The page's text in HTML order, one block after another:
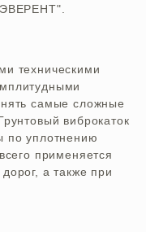
техническими
самые сложные
виброкаток
по уплотнению
применяется
а также при